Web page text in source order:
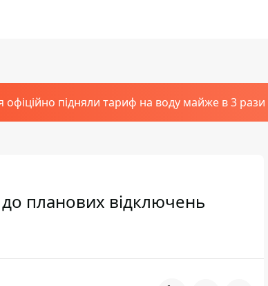
офіційно підняли тариф на воду майже в 3 рази
до планових відключень